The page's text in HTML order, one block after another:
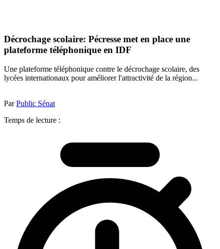
Décrochage scolaire: Pécresse met en place une
plateforme téléphonique en IDF
Une plateforme téléphonique contre le décrochage scolaire, des
lycées internationaux pour améliorer l'attractivité de la région...
ParPublic Sénat
Temps de lecture :